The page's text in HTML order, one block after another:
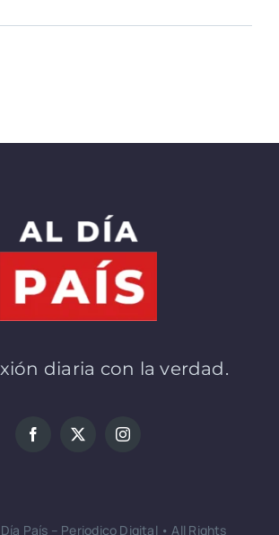
diaria con la verdad.
País – Periodico Digital • All Rights